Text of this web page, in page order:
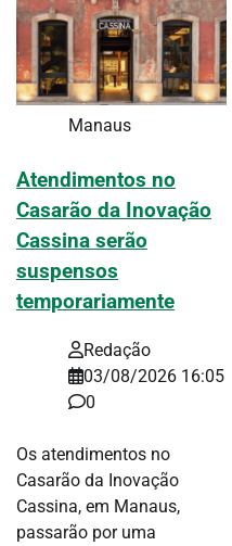
Manaus
Atendimentos no
Casarão da Inovação
Cassina serão
suspensos
temporariamente
Redação
03/08/2026 16:05
0
Os atendimentos no
Casarão da Inovação
Cassina, em Manaus,
passarão por uma